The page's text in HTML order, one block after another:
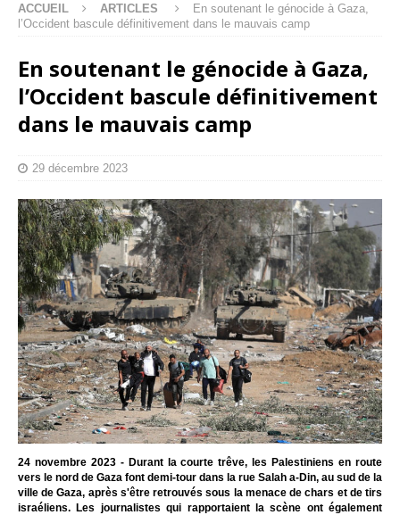
ACCUEIL ARTICLES
En soutenant le génocide à Gaza,
l’Occident bascule définitivement dans le mauvais camp
En soutenant le génocide à Gaza,
l’Occident bascule définitivement
dans le mauvais camp
29 décembre 2023
24 novembre 2023 - Durant la courte trêve, les Palestiniens en route
vers le nord de Gaza font demi-tour dans la rue Salah a-Din, au sud de la
ville de Gaza, après s'être retrouvés sous la menace de chars et de tirs
israéliens. Les journalistes qui rapportaient la scène ont également